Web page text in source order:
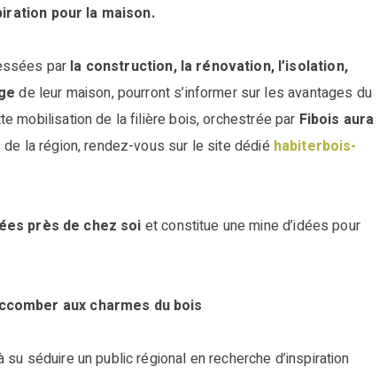
pour la maison.
par la construction, la rénovation, l’isolation,
de leur maison, pourront s’informer sur les avantages du
mobilisation de la filière bois, orchestrée par Fibois aura
la région, rendez-vous sur le site dédié habiterbois-
près de chez soi et constitue une mine d’idées pour
aux charmes du bois
séduire un public régional en recherche d’inspiration